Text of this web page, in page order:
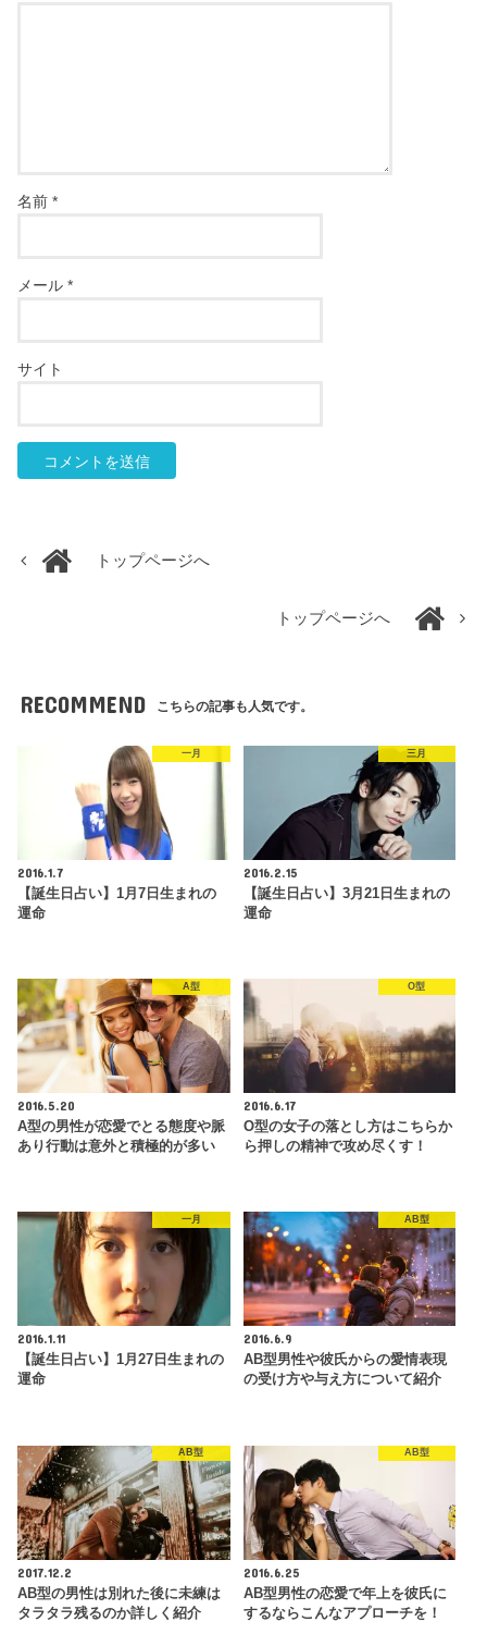
名前*
メール*
サイト
トップページへ
トップページへ
RECOMMEND こちらの記事も人気です。
一月
2016.1.7
【誕生日占い】1月7日生まれの
運命
三月
2016.2.15
【誕生日占い】3月21日生まれの
運命
A型
2016.5.20
A型の男性が恋愛でとる態度や脈
あり行動は意外と積極的が多い
O型
2016.6.17
O型の女子の落とし方はこちらか
ら押しの精神で攻め尽くす！
一月
2016.1.11
【誕生日占い】1月27日生まれの
運命
AB型
2016.6.9
AB型男性や彼氏からの愛情表現
の受け方や与え方について紹介
AB型
2017.12.2
AB型の男性は別れた後に未練は
タラタラ残るのか詳しく紹介
AB型
2016.6.25
AB型男性の恋愛で年上を彼氏に
するならこんなアプローチを！